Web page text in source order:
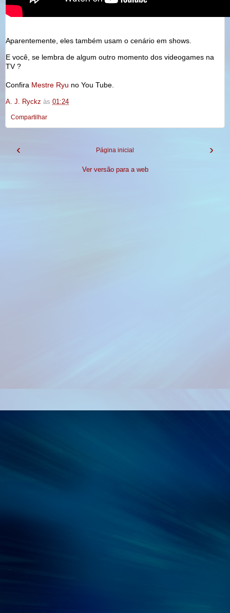
Aparentemente, eles também usam o cenário em shows.
E você, se lembra de algum outro momento dos videogames na
TV ?
Confira Mestre Ryu no You Tube.
A. J. Ryckz às 01:24
Compartilhar
‹ ›
Página inicial
Ver versão para a web